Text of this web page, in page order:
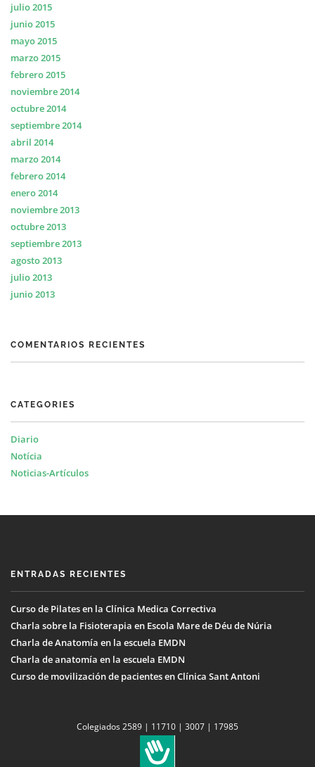
julio 2015
junio 2015
mayo 2015
marzo 2015
febrero 2015
noviembre 2014
octubre 2014
septiembre 2014
abril 2014
marzo 2014
febrero 2014
enero 2014
noviembre 2013
octubre 2013
septiembre 2013
agosto 2013
julio 2013
junio 2013
COMENTARIOS RECIENTES
CATEGORIES
Diario
Notícia
Noticias-Artículos
ENTRADAS RECIENTES
Curso de Pilates en la Clínica Medica Correctiva
Charla sobre la Fisioterapia en Escola Mare de Déu de Núria
Charla de Anatomía en la escuela EMDN
Charla de anatomía en la escuela EMDN
Curso de movilización de pacientes en Clínica Sant Antoni
Colegiados 2589 | 11710 | 3007 | 17985